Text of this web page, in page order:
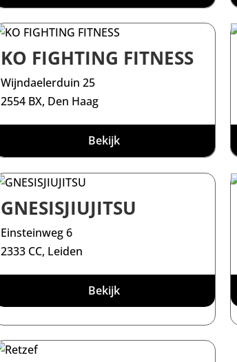
KO FIGHTING FITNESS
Wijndaelerduin 25
2554 BX, Den Haag
Bekijk
GNESISJIUJITSU
Einsteinweg 6
2333 CC, Leiden
Bekijk